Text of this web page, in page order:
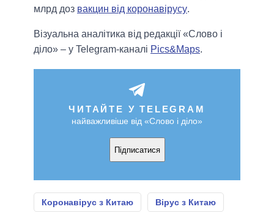
млрд доз вакцин від коронавірусу.
Візуальна аналітика від редакції «Слово і
діло» – у Telegram-каналі Pics&Maps.
ЧИТАЙТЕ У TELEGRAM
найважливіше від «Слово і діло»
Підписатися
Коронавірус з Китаю Вірус з Китаю